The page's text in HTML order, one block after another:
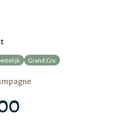
Grand Cru